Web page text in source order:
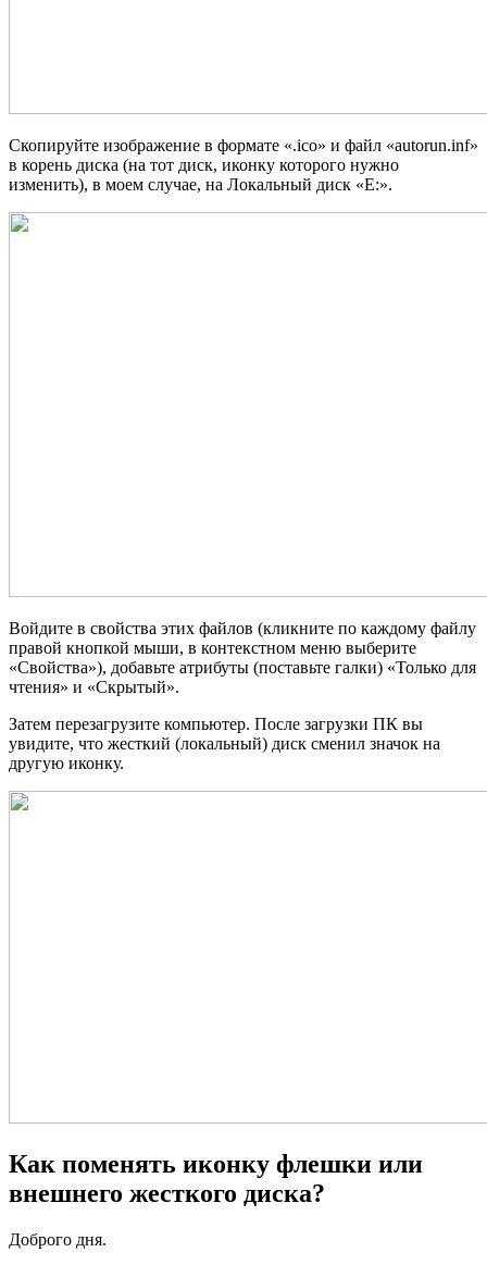
Скопируйте изображение в формате «.ico» и файл «autorun.inf»
в корень диска (на тот диск, иконку которого нужно
изменить), в моем случае, на Локальный диск «E:».
Войдите в свойства этих файлов (кликните по каждому файлу
правой кнопкой мыши, в контекстном меню выберите
«Свойства»), добавьте атрибуты (поставьте галки) «Только для
чтения» и «Скрытый».
Затем перезагрузите компьютер. После загрузки ПК вы
увидите, что жесткий (локальный) диск сменил значок на
другую иконку.
Как поменять иконку флешки или
внешнего жесткого диска?
Доброго дня.